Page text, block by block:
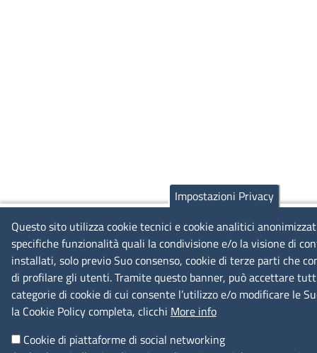
Impostazioni Privacy
Questo sito utilizza cookie tecnici e cookie analitici
specifiche funzionalità quali la condivisione e/o la visione di
installati, solo previo Suo consenso, cookie di terze parti che
di profilare gli utenti. Tramite questo banner, può accettare
categorie di cookie di cui consente l’utilizzo e/o modificare le
la Cookie Policy completa, clicchi More info
Cookie di piattaforme di social networking